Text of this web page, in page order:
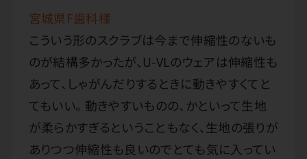
宮城県F歯科様
こういう形のスクラブは今まで伸縮性のないも
のが結構多かったが、U-VLのウェアは伸縮性も
あって、しゃがんだりするときに動きやすくてと
てもいい。 動きやすいものの、かといって生地
が柔らかすぎるということもなく、生地の張りが
ありつつ伸縮性も良いのでとても気に入ってい